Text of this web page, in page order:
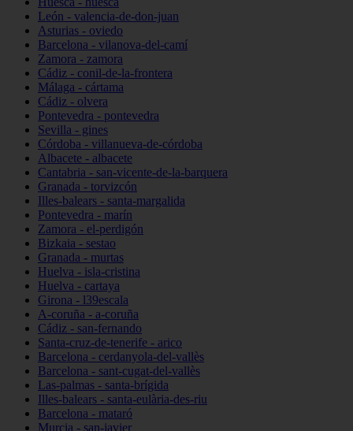
León - valencia-de-don-juan
Asturias - oviedo
Barcelona - vilanova-del-camí
Zamora - zamora
Cádiz - conil-de-la-frontera
Málaga - cártama
Cádiz - olvera
Pontevedra - pontevedra
Sevilla - gines
Córdoba - villanueva-de-córdoba
Albacete - albacete
Cantabria - san-vicente-de-la-barquera
Granada - torvizcón
Illes-balears - santa-margalida
Pontevedra - marín
Zamora - el-perdigón
Bizkaia - sestao
Granada - murtas
Huelva - isla-cristina
Huelva - cartaya
Girona - l39escala
A-coruña - a-coruña
Cádiz - san-fernando
Santa-cruz-de-tenerife - arico
Barcelona - cerdanyola-del-vallès
Barcelona - sant-cugat-del-vallès
Las-palmas - santa-brígida
Illes-balears - santa-eulària-des-riu
Barcelona - mataró
Murcia - san-javier